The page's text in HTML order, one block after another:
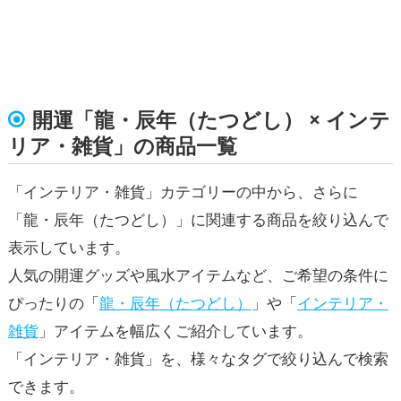
開運「龍・辰年（たつどし） × インテ
リア・雑貨」の商品一覧
「インテリア・雑貨」カテゴリーの中から、さらに
「龍・辰年（たつどし）」に関連する商品を絞り込んで
表示しています。
人気の開運グッズや風水アイテムなど、ご希望の条件に
ぴったりの「龍・辰年（たつどし） 」や「インテリア・
雑貨」アイテムを幅広くご紹介しています。
「インテリア・雑貨」を、様々なタグで絞り込んで検索
できます。